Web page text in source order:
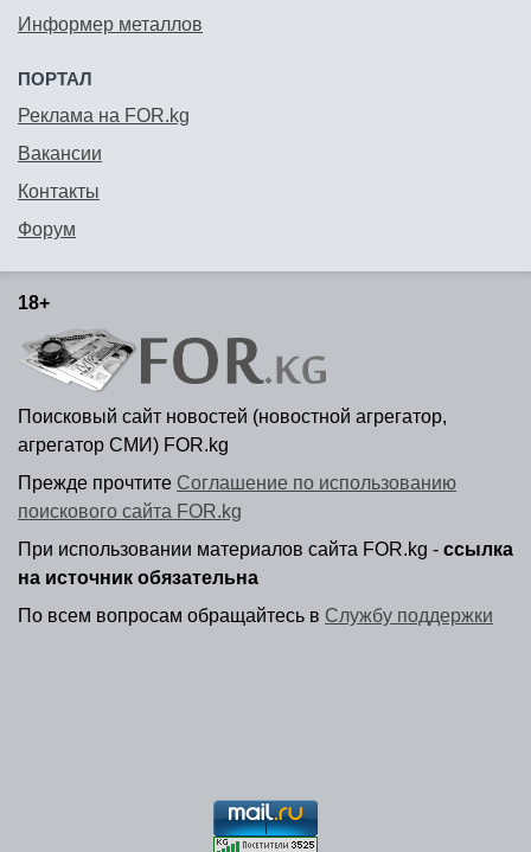
Информер металлов
ПОРТАЛ
Реклама на FOR.kg
Вакансии
Контакты
Форум
18+
Поисковый сайт новостей (новостной агрегатор,
агрегатор СМИ) FOR.kg
Прежде прочтите Соглашение по использованию
поискового сайта FOR.kg
При использовании материалов сайта FOR.kg - ссылка
на источник обязательна
По всем вопросам обращайтесь в Службу поддержки